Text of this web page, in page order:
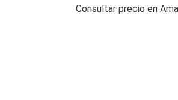
Consultar precio en